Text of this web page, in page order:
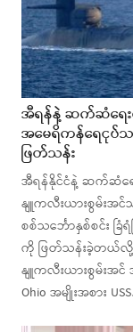
အီရန်နဲ့ ဆက်ဆံရေး
အမေရိကန်ရေငုပ်
ဖြတ်သန်း
အီရန်နိုင်ငံနဲ့ ဆက်ဆံရေ
နျူကလီးယားစွမ်းအင်
စစ်သင်္ဘောနှစ်စင်း ခ
ကို ဖြတ်သန်းခဲ့တယ်
နျူကလီးယားစွမ်းအ
Ohio အမျိုးအစား